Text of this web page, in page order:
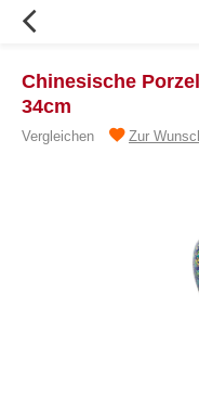
Chinesische
34cm
Vergleichen Zur